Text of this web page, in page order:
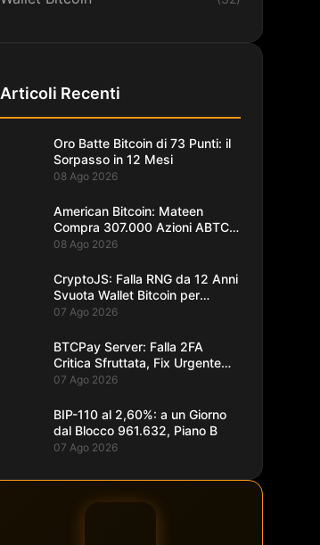
Articoli Recenti
Oro Batte Bitcoin di 73 Punti: il
Sorpasso in 12 Mesi
08 Ago 2026
American Bitcoin: Mateen
Compra 307.000 Azioni ABTC
per 1,93M$
08 Ago 2026
CryptoJS: Falla RNG da 12 Anni
Svuota Wallet Bitcoin per
$5,7M
07 Ago 2026
BTCPay Server: Falla 2FA
Critica Sfruttata, Fix Urgente
alla 2.4.2
07 Ago 2026
BIP-110 al 2,60%: a un Giorno
dal Blocco 961.632, Piano B
07 Ago 2026